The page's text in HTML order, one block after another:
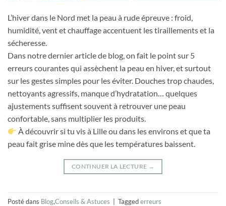
L’hiver dans le Nord met la peau à rude épreuve : froid,
humidité, vent et chauffage accentuent les tiraillements et la
sécheresse.
Dans notre dernier article de blog, on fait le point sur 5
erreurs courantes qui assèchent la peau en hiver, et surtout
sur les gestes simples pour les éviter. Douches trop chaudes,
nettoyants agressifs, manque d’hydratation… quelques
ajustements suffisent souvent à retrouver une peau
confortable, sans multiplier les produits.
À découvrir si tu vis à Lille ou dans les environs et que ta
peau fait grise mine dès que les températures baissent.
CONTINUER LA LECTURE →
Posté dans Blog,Conseils & Astuces Taggederreurs